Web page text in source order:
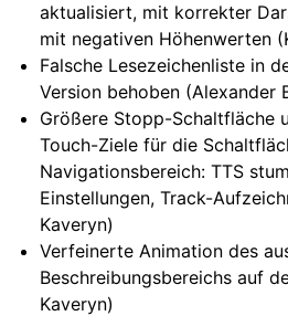
aktualisiert, mit korrekter
mit negativen Höhenwerten
Falsche Lesezeichenliste in
Version behoben (Alexander
Größere Stopp-Schaltfläche
Touch-Ziele für die
Navigationsbereich: TTS
Einstellungen, Track-
Kaveryn)
Verfeinerte Animation des
Beschreibungsbereichs auf
Kaveryn)